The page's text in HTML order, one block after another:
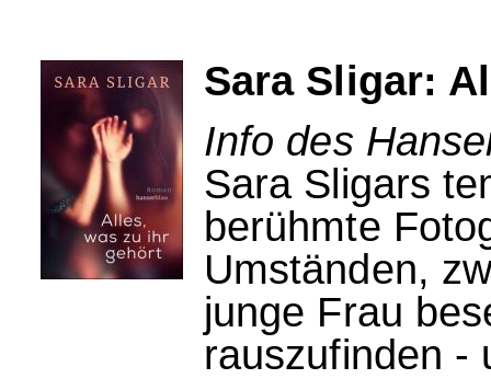
Sara Sligar:
Info des
Sara Sligars
berühmte
Umständen,
junge Frau
rauszufinden -